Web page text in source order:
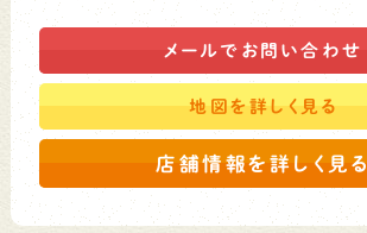
メールで お問い合わせ
地図を詳しく見る
店舗情報を詳しく見る